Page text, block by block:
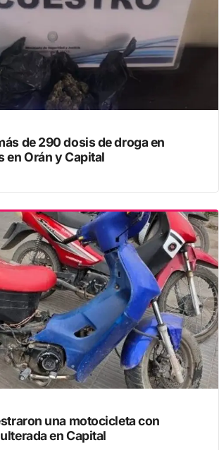
de 290 dosis de droga en
en Orán y Capital
una motocicleta con
en Capital